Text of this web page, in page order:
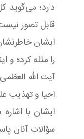
دارد؛ می‌گوید
قابل تصور
ایشان
را مثله کرده
آیت الله
احیا و تهذیب
ایشان با
سؤالات آنان